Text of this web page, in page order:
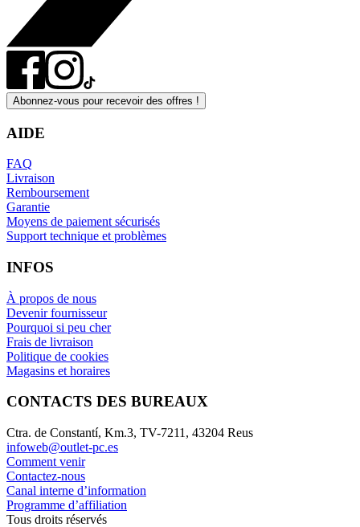
Abonnez-vous pour recevoir des offres !
AIDE
FAQ
Livraison
Remboursement
Garantie
Moyens de paiement sécurisés
Support technique et problèmes
INFOS
À propos de nous
Devenir fournisseur
Pourquoi si peu cher
Frais de livraison
Politique de cookies
Magasins et horaires
CONTACTS DES BUREAUX
Ctra. de Constantí, Km.3, TV-7211, 43204 Reus
infoweb@outlet-pc.es
Comment venir
Contactez-nous
Canal interne d’information
Programme d’affiliation
Tous droits réservés